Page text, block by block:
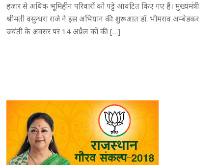
हजार से अधिक भूमिहीन परिवारों को पट्टे आवंटित किए गए हैं। मुख्यमंत्री
श्रीमती वसुन्धरा राजे ने इस अभियान की शुरूआत डॉ. भीमराव अम्बेडकर
जयंती के अवसर पर 14 अप्रैल को की […]